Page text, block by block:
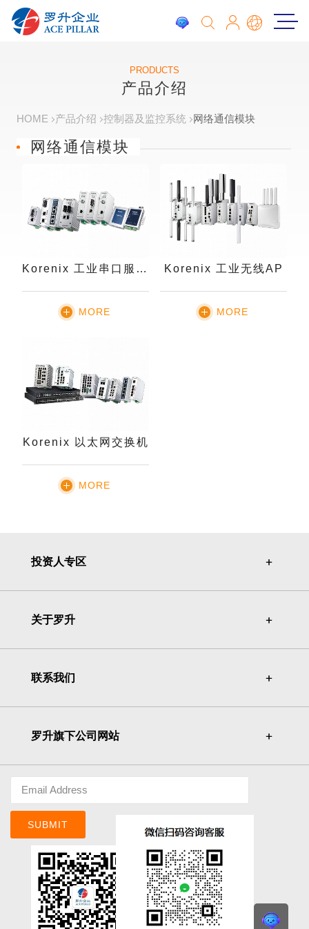
PRODUCTS
产品介绍
HOME 产品介绍 控制器及监控系统 网络通信模块
网络通信模块
Korenix 工业串口服务器
MORE
Korenix 工业无线AP
MORE
Korenix 以太网交换机
MORE
投资人专区 ＋
＋
关于罗升 ＋
＋
联系我们 ＋
＋
罗升旗下公司网站 ＋
＋
SUBMIT